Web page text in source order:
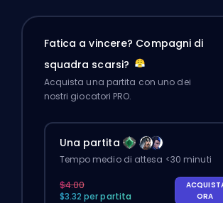
Fatica a vincere? Compagni di
squadra scarsi?
Acquista una partita con uno dei
nostri giocatori PRO.
Una partita
Tempo medio di attesa <30 minuti
$4.00
$3.32 per partita
ORA